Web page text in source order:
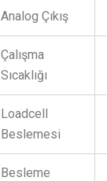
Analog Çıkış
Çalışma
Sıcaklığı
Loadcell
Beslemesi
Besleme